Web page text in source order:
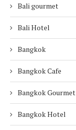
Bali gourmet
Bali Hotel
Bangkok
Bangkok Cafe
Bangkok Gourmet
Bangkok Hotel